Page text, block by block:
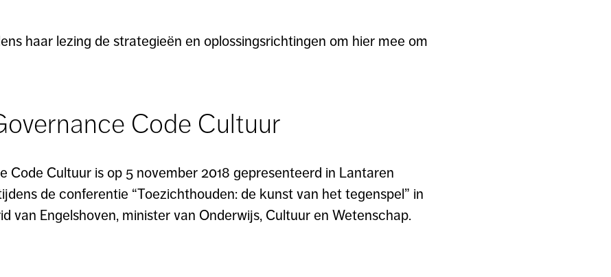
haar lezing de strategieën en oplossingsrichtingen om hier mee om
Code Cultuur
Code Cultuur is op 5 november 2018 gepresenteerd in Lantaren
de conferentie “Toezichthouden: de kunst van het tegenspel” in
van Engelshoven, minister van Onderwijs, Cultuur en Wetenschap.